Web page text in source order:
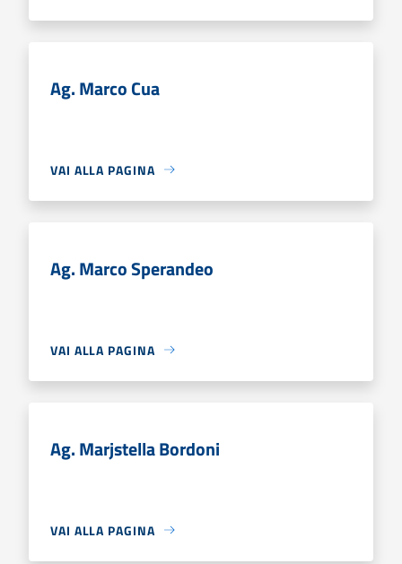
Ag. Marco Cua
VAI ALLA PAGINA
Ag. Marco Sperandeo
VAI ALLA PAGINA
Ag. Marjstella Bordoni
VAI ALLA PAGINA